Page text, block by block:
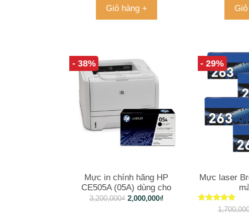
Giỏ hàng +
- 38%
Mực in chính hãng HP
CE505A (05A) dùng cho
Laserjetp 2035 và 2055
3,200,000₫ 2,000,000₫
- 29%
Mực laser
Được xếp
hạng